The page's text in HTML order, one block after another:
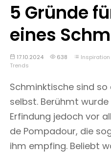
5 Gründe
eines
17.10.2024 638 Inspiration
Trends
Schminktische sind
selbst. Berühmt
Erfindung jedoch vor
de Pompadour, die
ihm empfing. Beliebt